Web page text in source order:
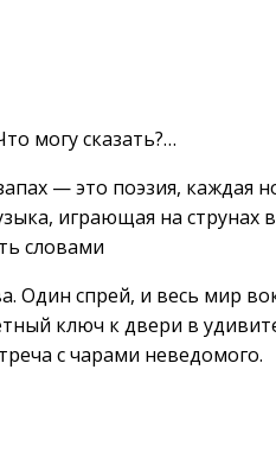
могу сказать?…
— это поэзия, каждая
играющая на струнах
словами
Один спрей, и весь мир
ключ к двери в
с чарами неведомого.